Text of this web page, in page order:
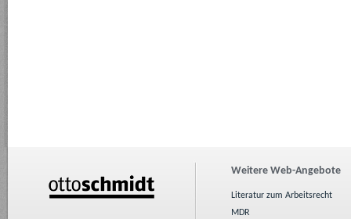
Weitere Web-Angebote
Literatur zum Arbeitsrecht
MDR